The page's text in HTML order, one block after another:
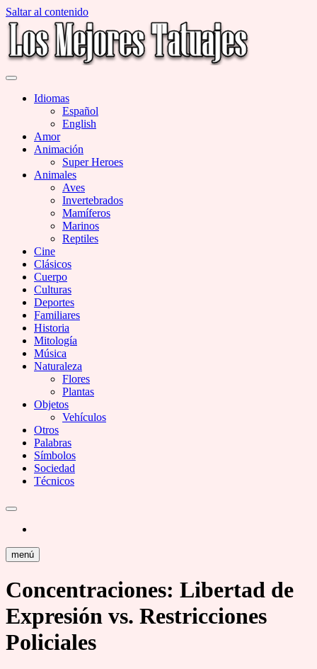
Saltar al contenido
Miles de Imágenes de Tatuajes en Galerías
Idiomas
Español
English
Amor
Animación
Super Heroes
Animales
Aves
Invertebrados
Mamíferos
Marinos
Reptiles
Cine
Clásicos
Cuerpo
Culturas
Deportes
Familiares
Historia
Mitología
Música
Naturaleza
Flores
Plantas
Objetos
Vehículos
Otros
Palabras
Símbolos
Sociedad
Técnicos
menú
Concentraciones: Libertad de
Expresión vs. Restricciones
Policiales